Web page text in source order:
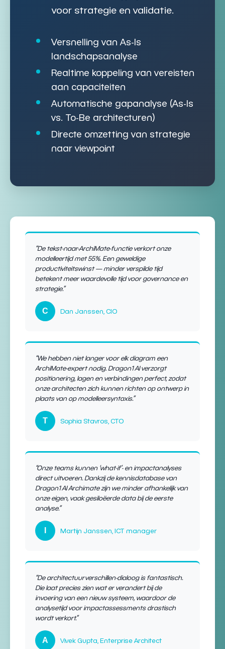
voor strategie en validatie.
Versnelling van As-Is
landschapsanalyse
Realtime koppeling vanvereisten
aan capaciteiten
Automatische gapanalyse (As-Is
vs. To-Be architecturen)
Directe omzetting van strategie
naar viewpoint
“De tekst-naar-ArchiMate-functie verkort onze
modelleertijd met 55%. Een geweldige
productiviteitswinst — minder verspilde tijd
betekent meer waardevolle tijd voor governance en
strategie.”
C Dan Janssen, CIO
“We hebben niet langer voor elk diagram een
ArchiMate-expert nodig. Dragon1 AI verzorgt
positionering, lagen en verbindingenperfect, zodat
onze architecten zich kunnen richten op ontwerp in
plaats van op modelleersyntaxis.”
T Sophia Stavros, CTO
“Onze teams kunnen ‘what-if’- en impactanalyses
direct uitvoeren. Dankzij de kennisdatabase van
Dragon1 AI Archimate zijn we minder afhankelijk van
onze eigen, vaak gesiloëerde data bij de eerste
analyse.”
Martijn Janssen, ICT manager
“De architectuurverschillen-dialoogis fantastisch.
Die laat precies zien wat er verandert bij de
invoering van een nieuw systeem, waardoor de
analysetijd voor impactassessmentsdrastisch
wordt verkort.”
A Vivek Gupta, Enterprise Architect